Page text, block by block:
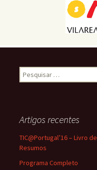
Pesquisar
por:
Artigos recentes
TIC@Portugal’16 – Livro de
Resumos
Programa Completo